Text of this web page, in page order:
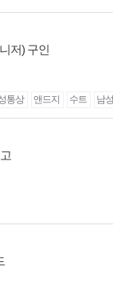
저) 구인
통상 앤드지 수트 남